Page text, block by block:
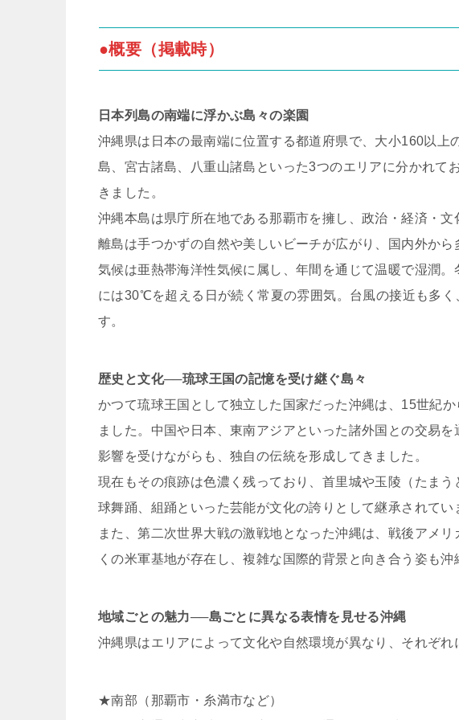
●概要（掲載時）
日本列島の南端に浮かぶ島々の楽園
沖縄県は日本の最南端に位置する都道府県で、大小160以上
島、宮古諸島、八重山諸島といった3つのエリアに分かれて
きました。
沖縄本島は県庁所在地である那覇市を擁し、政治・経済・
離島は手つかずの自然や美しいビーチが広がり、国内外から
気候は亜熱帯海洋性気候に属し、年間を通じて温暖で湿潤
には30℃を超える日が続く常夏の雰囲気。台風の接近も多
す。
歴史と文化──琉球王国の記憶を受け継ぐ島々
かつて琉球王国として独立した国家だった沖縄は、15世紀
ました。中国や日本、東南アジアといった諸外国との交易
影響を受けながらも、独自の伝統を形成してきました。
現在もその痕跡は色濃く残っており、首里城や玉陵（たま
球舞踊、組踊といった芸能が文化の誇りとして継承されてい
また、第二次世界大戦の激戦地となった沖縄は、戦後アメ
くの米軍基地が存在し、複雑な国際的背景と向き合う姿も沖
地域ごとの魅力──島ごとに異なる表情を見せる沖縄
沖縄県はエリアによって文化や自然環境が異なり、それぞれ
★南部（那覇市・糸満市など）